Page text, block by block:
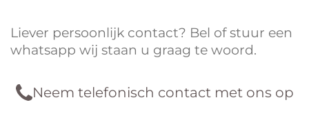
Liever persoonlijk contact? Bel of stuur een
whatsapp wij staan u graag te woord.
Neem telefonisch contact met ons op